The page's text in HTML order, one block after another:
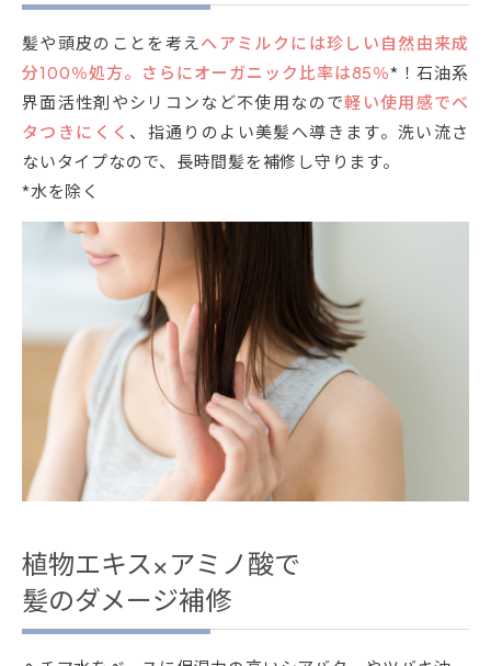
髪や頭皮のことを考え ヘアミルクには珍しい自然由来成
分100％処方。さらにオーガニック比率は85％*！石油系
界面活性剤やシリコンなど不使用なので軽い使用感でベ
タつきにくく 、指通りのよい美髪へ導きます。洗い流さ
ないタイプなので、長時間髪を補修し守ります。
*水を除く
植物エキス×アミノ酸で
髪のダメージ補修